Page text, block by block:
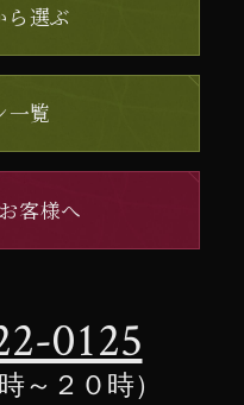
ら選ぶ
一覧
客様へ
0125
～２０時）